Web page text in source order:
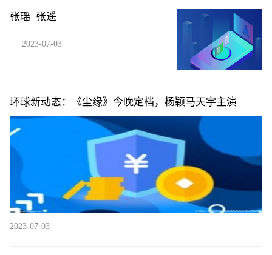
张瑶_张遥
2023-07-03
环球新动态：《尘缘》今晚定档，杨颖马天宇主演
2023-07-03